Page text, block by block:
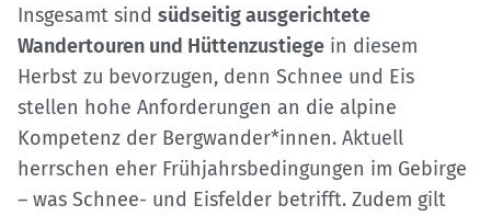
Insgesamt sind südseitig ausgerichtete
Wandertouren und Hüttenzustiege in diesem
Herbst zu bevorzugen, denn Schnee und Eis
stellen hohe Anforderungen an die alpine
Kompetenz der Bergwander*innen. Aktuell
herrschen eher Frühjahrsbedingungen im Gebirge
– was Schnee- und Eisfelder betrifft. Zudem gilt